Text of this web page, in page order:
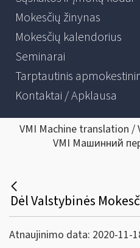
Mokesčių žinynas
Mokesčių kalendorius
Seminarai
Tarptautinis
Kontaktai / Apklausa
VMI Machine translation
VMI Машинний
Atnaujinimo data: 2020-11-